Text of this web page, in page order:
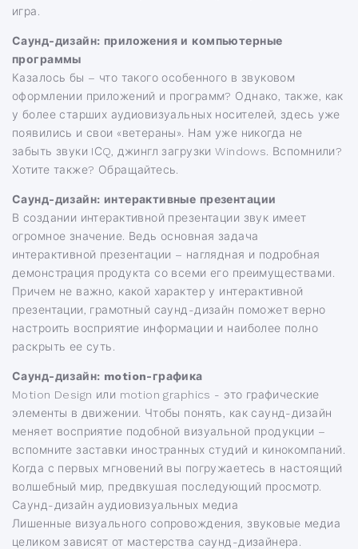
игра.
Саунд-дизайн: приложения и компьютерные
программы
Казалось бы – что такого особенного в звуковом
оформлении приложений и программ? Однако, также, как
у более старших аудиовизуальных носителей, здесь уже
появились и свои «ветераны». Нам уже никогда не
забыть звуки IСQ, джингл загрузки Windows. Вспомнили?
Хотите также? Обращайтесь.
Саунд-дизайн: интерактивные презентации
В создании интерактивной презентации звук имеет
огромное значение. Ведь основная задача
интерактивной презентации – наглядная и подробная
демонстрация продукта со всеми его преимуществами.
Причем не важно, какой характер у интерактивной
презентации, грамотный саунд-дизайн поможет верно
настроить восприятие информации и наиболее полно
раскрыть ее суть.
Саунд-дизайн: motion-графика
Motion Design или motion graphics - это графические
элементы в движении. Чтобы понять, как саунд-дизайн
меняет восприятие подобной визуальной продукции –
вспомните заставки иностранных студий и кинокомпаний.
Когда с первых мгновений вы погружаетесь в настоящий
волшебный мир, предвкушая последующий просмотр.
Саунд-дизайн аудиовизуальных медиа
Лишенные визуального сопровождения, звуковые медиа
целиком зависят от мастерства саунд-дизайнера.